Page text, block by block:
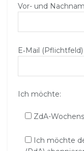
Vor- und
E‑Mail (Pflichtfeld)
Ich möchte:
ZdA-
Ich möchte